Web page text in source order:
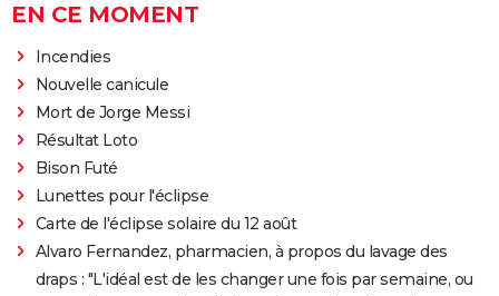
EN CE MOMENT
Incendies
Nouvelle canicule
Mort de Jorge Messi
Résultat Loto
Bison Futé
Lunettes pour l'éclipse
Carte de l'éclipse solaire du 12 août
Alvaro Fernandez, pharmacien, à propos du lavage des
draps : "L'idéal est de les changer une fois par semaine, ou